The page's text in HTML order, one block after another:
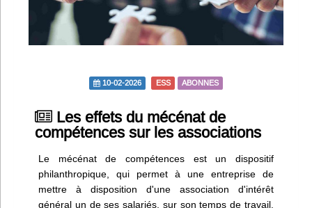
Divers
Abo Lettrasso
Désabo Lettrasso
Nous contacter
10-02-2026 ESS ABONNES
Les effets du mécénat de
compétences sur les associations
Le mécénat de compétences est un dispositif
philanthropique, qui permet à une entreprise de
mettre à disposition d'une association d'intérêt
général un de ses salariés, sur son temps de travail.